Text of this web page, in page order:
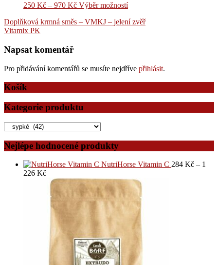
250 Kč – 970 Kč Výběr možností
Navigace
pro
příspěvek
Doplňková krmná směs – VMKJ – jelení zvěř
Vitamix PK
Napsat komentář
Pro přidávání komentářů se musíte nejdříve přihlásit.
Košík
Kategorie produktu
Nejlépe hodnocené produkty
NutriHorse Vitamin C 284 Kč – 1
226 Kč